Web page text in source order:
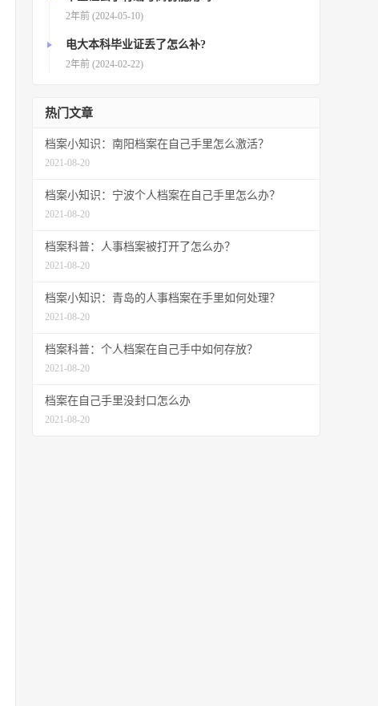
2年前 (2024-05-10)
电大本科毕业证丢了怎么补?
2年前 (2024-02-22)
热门文章
档案小知识：南阳档案在自己手里怎么激活？
2021-08-20
档案小知识：宁波个人档案在自己手里怎么办？
2021-08-20
档案科普：人事档案被打开了怎么办？
2021-08-20
档案小知识：青岛的人事档案在手里如何处理？
2021-08-20
档案科普：个人档案在自己手中如何存放？
2021-08-20
档案在自己手里没封口怎么办
2021-08-20